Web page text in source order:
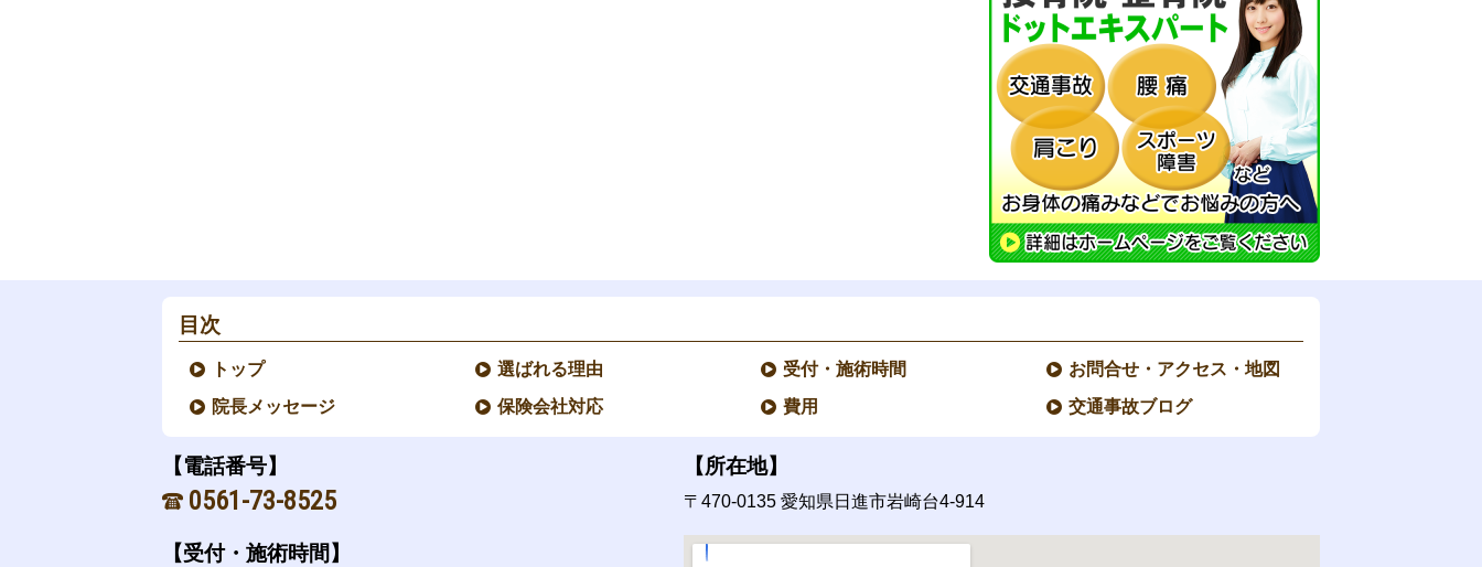
目次
トップ
院長メッセージ
選ばれる理由
保険会社対応
受付・施術時間
費用
お問合せ・アクセス・地図
交通事故ブログ
【電話番号】
0561-73-8525
【受付・施術時間】
【所在地】
〒470-0135愛知県日進市岩崎台4-914